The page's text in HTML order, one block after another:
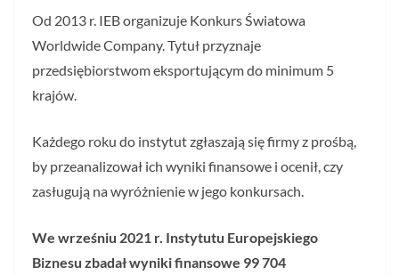
Od 2013 r. IEB organizuje Konkurs Światowa
Worldwide Company. Tytuł przyznaje
przedsiębiorstwom eksportującym do minimum 5
krajów.
Każdego roku do instytut zgłaszają się firmy z prośbą,
by przeanalizował ich wyniki finansowe i ocenił, czy
zasługują na wyróżnienie w jego konkursach.
We wrześniu 2021 r. Instytutu Europejskiego
Biznesu zbadał wyniki finansowe 99 704